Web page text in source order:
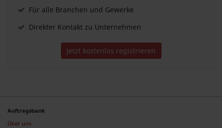
Für alle Branchen und Gewerke
Direkter Kontakt zu Unternehmen
Jetzt kostenlos registrieren
Auftragsbank
Über uns